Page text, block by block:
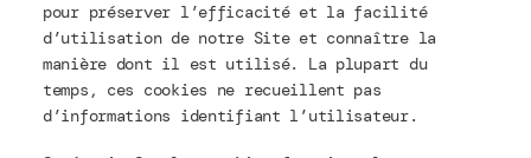
pour préserver l’efficacité et la facilité
d’utilisation de notre Site et connaître la
manière dont il est utilisé. La plupart du
temps, ces cookies ne recueillent pas
d’informations identifiant l’utilisateur.